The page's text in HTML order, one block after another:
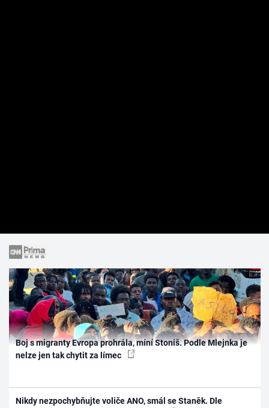
Boj s migranty Evropa prohrála, míní Stoniš. Podle Mlejnka je
nelze jen tak chytit za límec
Nikdy nezpochybňujte voliče ANO, smál se Staněk. Dle